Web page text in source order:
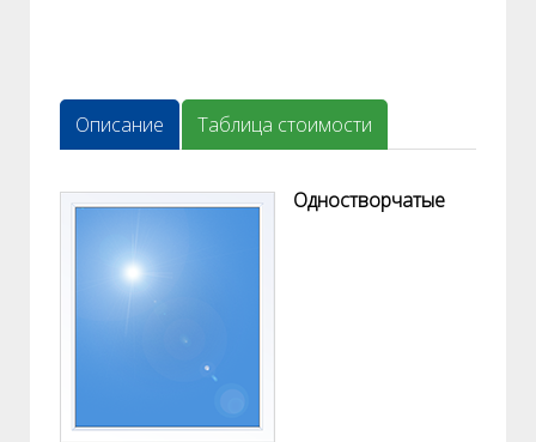
Описание Таблица стоимости
Одностворчатые